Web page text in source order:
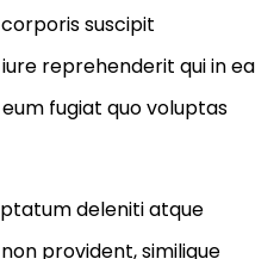
suscipit
reprehenderit qui in ea
fugiat quo voluptas
deleniti atque
provident, similique